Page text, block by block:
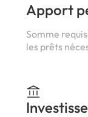
Apport
Somme
les prêts